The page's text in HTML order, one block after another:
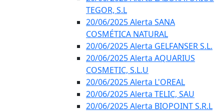
TEGOR, S.L
20/06/2025 Alerta SANA
COSMÉTICA NATURAL
20/06/2025 Alerta GELFANSER S.L.
20/06/2025 Alerta AQUARIUS
COSMETIC, S.L.U
20/06/2025 Alerta L'OREAL
20/06/2025 Alerta TELIC, SAU
20/06/2025 Alerta BIOPOINT S.R.L